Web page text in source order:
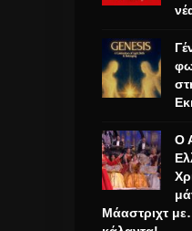
Ο
Μάαστριχτ